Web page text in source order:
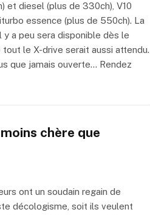
et diesel (plus de 330ch), V10
essence (plus de 550ch). La
a peu sera disponible dès le
le X-drive serait aussi attendu.
que jamais ouverte… Rendez
chère que
ont un soudain regain de
décologisme, soit ils veulent